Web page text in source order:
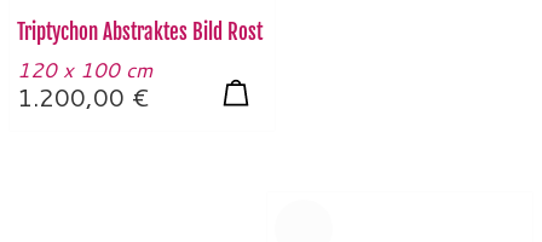
Triptychon Abstraktes Bild Rost
120 x 100 cm
1.200,00 €